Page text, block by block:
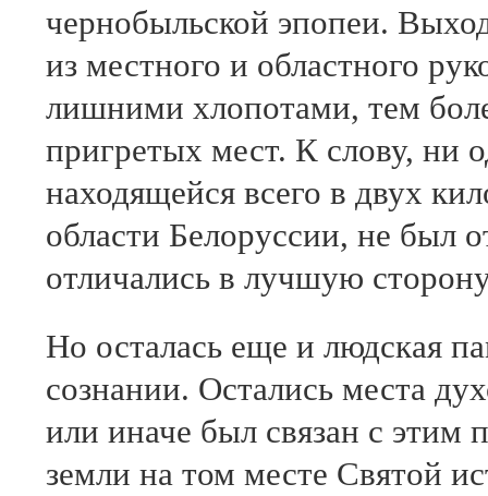
чернобыльской эпопеи.
из местного и областного
лишними хлопотами, тем
пригретых мест. К слову, ни
находящейся всего в двух
области Белоруссии, не был
отличались в лучшую
Но осталась еще и людская
сознании. Остались места
или иначе был связан с этим
земли на том месте Святой